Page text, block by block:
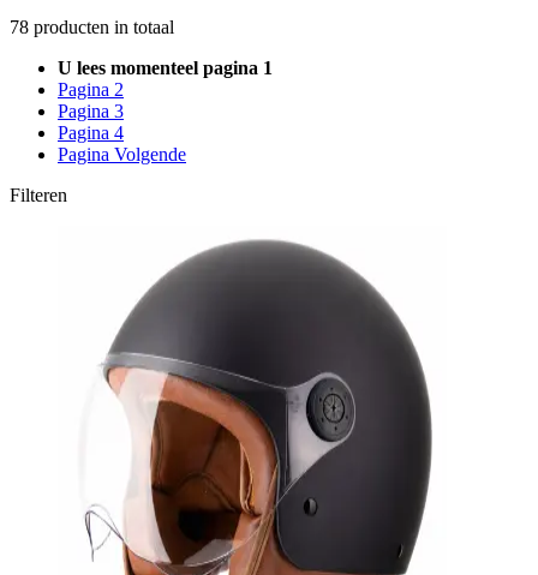
78 producten in totaal
U lees momenteel pagina 1
Pagina 2
Pagina 3
Pagina 4
Pagina Volgende
Filteren